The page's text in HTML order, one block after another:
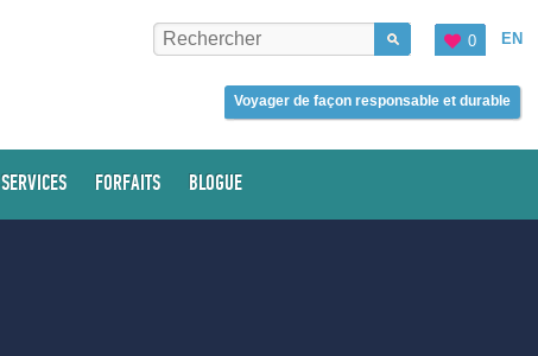
EN
0
Voyager de façon responsable et durable
SERVICES FORFAITS BLOGUE